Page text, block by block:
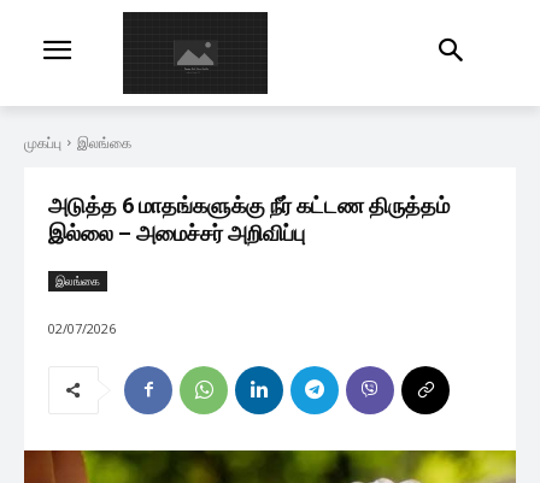
முகப்பு இலங்கை
அடுத்த 6 மாதங்களுக்கு நீர் கட்டண திருத்தம்
இல்லை – அமைச்சர் அறிவிப்பு
இலங்கை
02/07/2026